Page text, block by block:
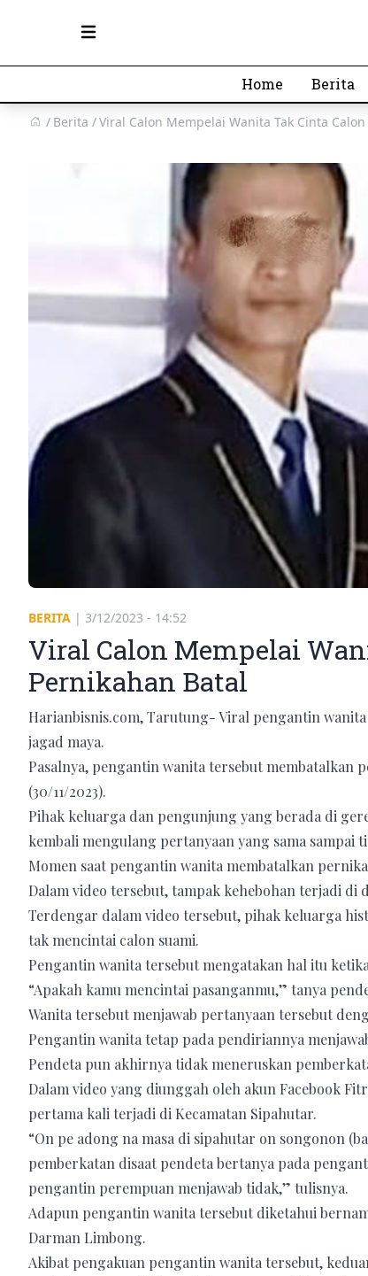
Open main menu
Home Berita
Berita Viral Calon Mempelai Wanita Tak Cinta
BERITA | 3/12/2023 - 14:52
Viral Calon Mempelai
Pernikahan Batal
Harianbisnis.com, Tarutung- Viral pengantin
jagad maya.
Pasalnya, pengantin wanita tersebut membatalkan
(30/11/2023).
Pihak keluarga dan pengunjung yang berada di
kembali mengulang pertanyaan yang sama sampai
Momen saat pengantin wanita membatalkan
Dalam video tersebut, tampak kehebohan terjadi di
Terdengar dalam video tersebut, pihak keluarga
tak mencintai calon suami.
Pengantin wanita tersebut mengatakan hal itu
“Apakah kamu mencintai pasanganmu,” tanya
Wanita tersebut menjawab pertanyaan tersebut
Pengantin wanita tetap pada pendiriannya
Pendeta pun akhirnya tidak meneruskan
Dalam video yang diunggah oleh akun Facebook
pertama kali terjadi di Kecamatan Sipahutar.
“On pe adong na masa di sipahutar on songonon
pemberkatan disaat pendeta bertanya pada
pengantin perempuan menjawab tidak,” tulisnya.
Adapun pengantin wanita tersebut diketahui
Darman Limbong.
Akibat pengakuan pengantin wanita tersebut,